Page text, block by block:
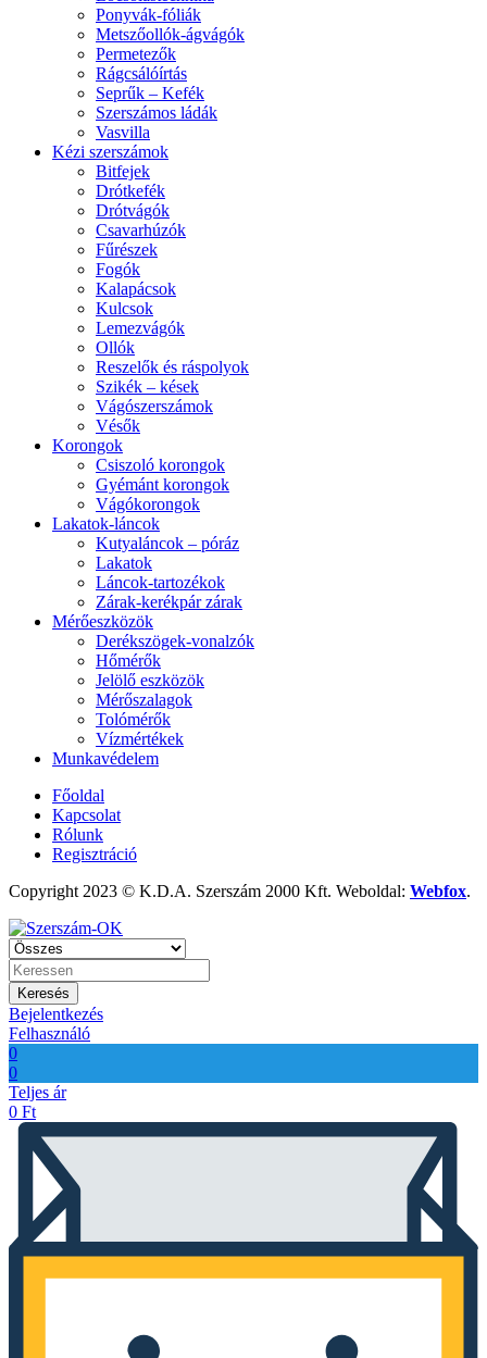
Ponyvák-fóliák
Metszőollók-ágvágók
Permetezők
Rágcsálóírtás
Seprűk – Kefék
Szerszámos ládák
Vasvilla
Kézi szerszámok
Bitfejek
Drótkefék
Drótvágók
Csavarhúzók
Fűrészek
Fogók
Kalapácsok
Kulcsok
Lemezvágók
Ollók
Reszelők és ráspolyok
Szikék – kések
Vágószerszámok
Vésők
Korongok
Csiszoló korongok
Gyémánt korongok
Vágókorongok
Lakatok-láncok
Kutyaláncok – póráz
Lakatok
Láncok-tartozékok
Zárak-kerékpár zárak
Mérőeszközök
Derékszögek-vonalzók
Hőmérők
Jelölő eszközök
Mérőszalagok
Tolómérők
Vízmértékek
Munkavédelem
Főoldal
Kapcsolat
Rólunk
Regisztráció
Copyright 2023 © K.D.A. Szerszám 2000 Kft. Weboldal: Webfox.
Keresés
Bejelentkezés
Felhasználó
0
0
Teljes ár
0 Ft